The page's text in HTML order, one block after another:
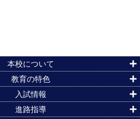
本校について
教育の特色
入試情報
進路指導